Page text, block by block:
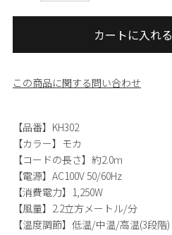
カートに入れる
この商品に関する問い合わせ
【品番】KH302
【カラー】モカ
【コードの長さ】約2.0ｍ
【電源】AC100V 50/60Hz
【消費電力】1,250W
【風量】2.2立方メートル/分
【温度調節】低温/中温/高温(3段階)